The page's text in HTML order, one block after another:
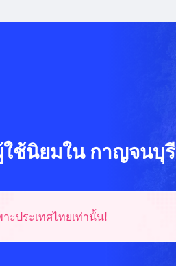
ใช้นิยมใน กาญจนบุรี
ะประเทศไทยเท่านั้น!